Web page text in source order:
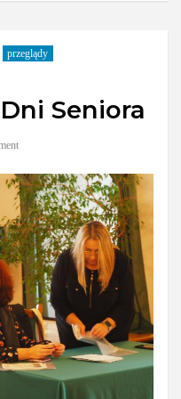
przeglądy
Seniora